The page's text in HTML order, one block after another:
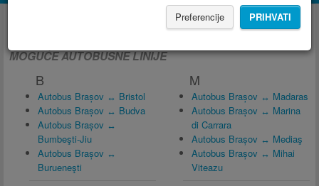
Preferencije PRIHVATI
Autobus iz i za Brașov
MOGUĆE AUTOBUSNE LINIJE
B
Autobus Brașov ↔ Bristol
Autobus Brașov ↔ Budva
Autobus Brașov ↔
Bumbeşti-Jiu
Autobus Brașov ↔
Burueneşti
M
Autobus Brașov ↔ Madaras
Autobus Brașov ↔ Marina
di Carrara
Autobus Brașov ↔ Mediaş
Autobus Brașov ↔ Mihai
Viteazu